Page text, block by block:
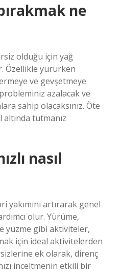
ne
olduğu için yağ
Özellikle yürürken
ve gevşetmeye
azalacak ve
sahip olacaksınız. Öte
tutmanız
nasıl
yakımını artırarak genel
olur. Yürüme,
yüzme gibi aktiviteler,
için ideal aktivitelerden
ek olarak, direnç
inceltmenin etkili bir